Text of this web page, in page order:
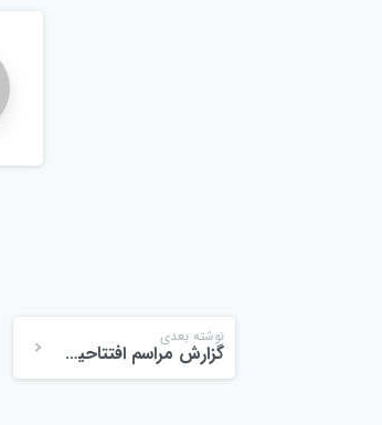
نوشته بعدی
گزارش مراسم افتتاحیه انجمن تولیدکنندگان و صادرکنندگان محصولات کشاورزی استان گیلان